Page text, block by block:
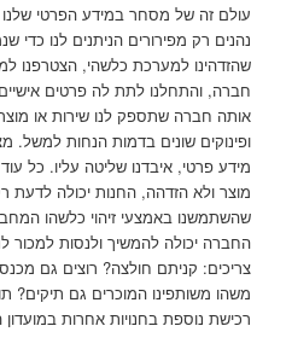
עולם זה של מסחר במידע הפרטי
נהנים רק מפירורים הניתנים לנו
שהזדהינו למערכת כלשהי, הצטרפנו
חברה, והתחלנו לתת לה פרטים
אותה חברה שתספק לנו שירות או
ופינוקים שונים בדמות הנחות למשל.
מידע פרטי, איבדנו שליטה עליו. כל
מוצר ולא הזדהה, החנות יכולה לדעת
שהשתמשנו באמצעי זיהוי כלשהו
החברה יכולה להמשיך ולנסות למכור
צריכים: קניתם חולצה? רוצים גם
משהו משותפינו המוכרים גם תיקים?
רכישת נוספת בחנויות אחרות